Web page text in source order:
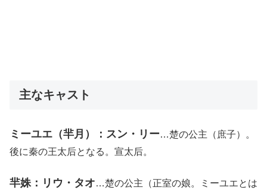
主なキャスト
ミーユエ（羋月）：スン・リー…楚の公主（庶子）。
後に秦の王太后となる。宣太后。
羋姝：リウ・タオ…楚の公主（正室の娘。ミーユエとは